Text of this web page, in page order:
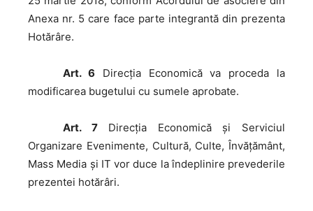
Anexa nr. 5 care face parte integrantă din prezenta
Hotărâre.
Art. 6 Direcţia Economică va proceda la
modificarea bugetului cu sumele aprobate.
Art. 7Direcţia Economică și Serviciul
Organizare Evenimente, Cultură, Culte, Învățământ,
Mass Media și IT vor duce la îndeplinire prevederile
prezentei hotărâri.